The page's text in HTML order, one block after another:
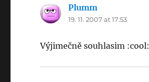
Plumm
19. 11. 2007 at 17:53
Výjimečně souhlasim :cool: